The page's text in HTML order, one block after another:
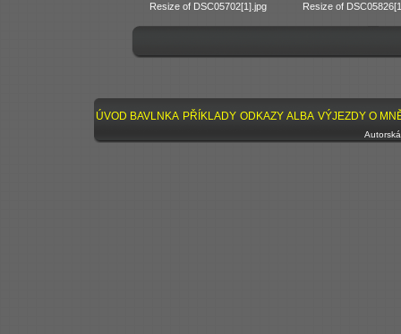
Resize of DSC05702[1].jpg Resize of
ÚVOD BAVLNKA PŘÍKLADY ODKAZY ALBA VÝJEZDY O